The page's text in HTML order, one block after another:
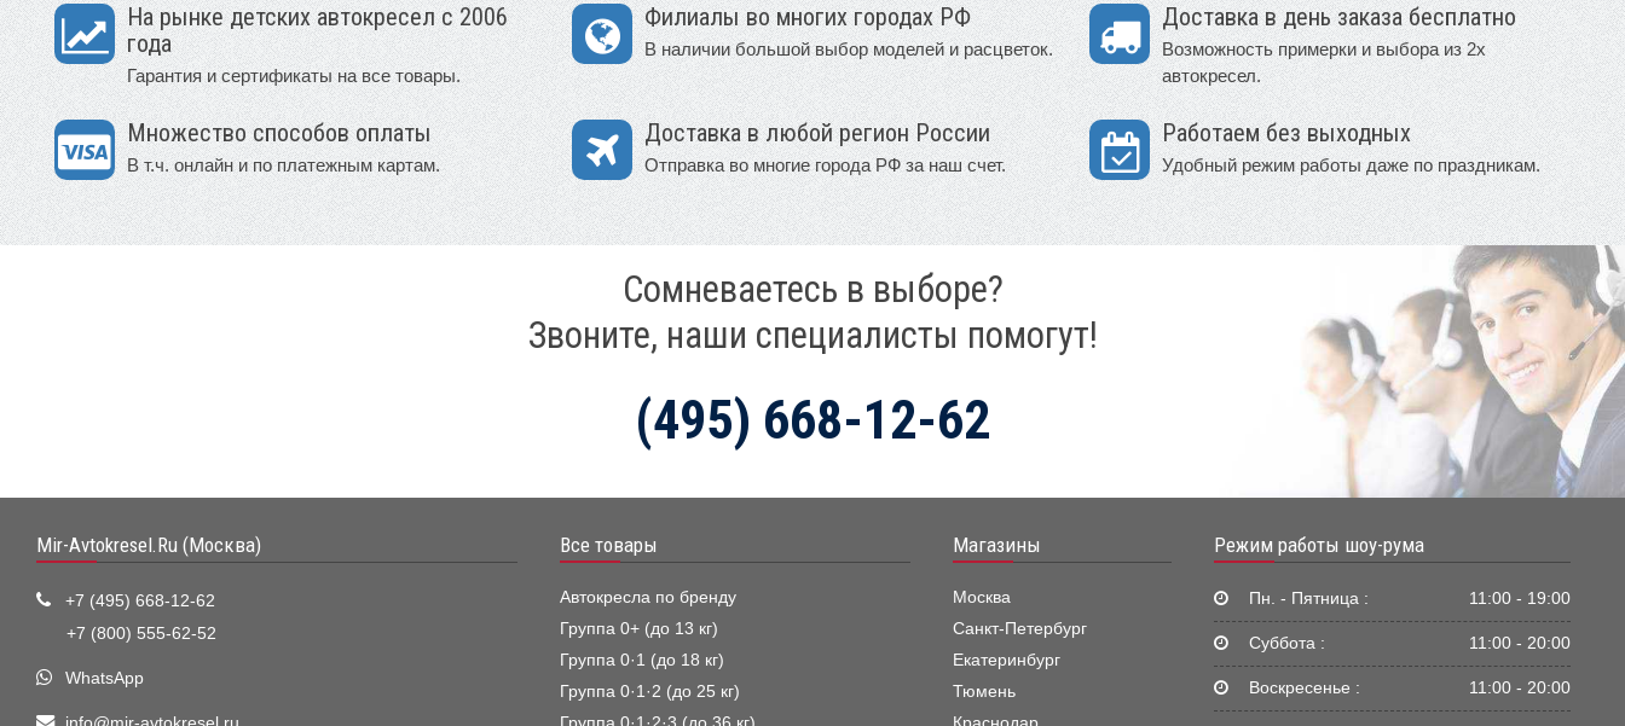
На рынке детских автокресел с 2006
года
Гарантия и сертификаты на все товары.
Филиалы во многих городах РФ
В наличии большой выбор моделей и расцветок.
Доставка в день заказа бесплатно
Возможность примерки и выбора из 2х
автокресел.
Множество способов оплаты
В т.ч. онлайн и по платежным картам.
Доставка в любой регион России
Отправка во многие города РФ за наш счет.
Работаем без выходных
Удобный режим работы даже по праздникам.
Сомневаетесь в выборе?
Звоните, наши специалисты помогут!
(495) 668-12-62
Mir-Avtokresel.Ru (Москва)
+7 (495) 668-12-62
+7 (800) 555-62-52
WhatsApp
Все товары
Автокресла по бренду
Группа 0+ (до 13 кг)
Группа 0·1 (до 18 кг)
Группа 0·1·2 (до 25 кг)
Магазины
Москва
Санкт-Петербург
Екатеринбург
Тюмень
Режим работы шоу-рума
Пн. - Пятница : 11:00 - 19:00
Суббота : 11:00 - 20:00
Воскресенье : 11:00 - 20:00